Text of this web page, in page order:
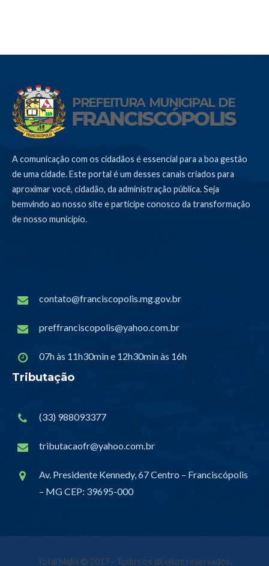
A comunicação com os cidadãos é essencial para a boa gestão
de uma cidade. Este portal é um desses canais criados para
aproximar você, cidadão, da administração pública. Seja
bemvindo ao nosso site e participe conosco da transformação
de nosso município.
contato@franciscopolis.mg.gov.br
preffranciscopolis@yahoo.com.br
07h às 11h30min e 12h30min às 16h
Tributação
(33) 988093377
tributacaofr@yahoo.com.br
Av. Presidente Kennedy, 67 Centro – Franciscópolis
– MG CEP: 39695-000
Total Mídia © 2017 - Todos os direitos reservados.